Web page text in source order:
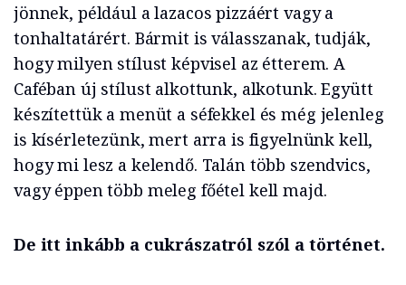
jönnek, például a lazacos pizzáért vagy a
tonhaltatárért. Bármit is válasszanak, tudják,
hogy milyen stílust képvisel az étterem. A
Caféban új stílust alkottunk, alkotunk. Együtt
készítettük a menüt a séfekkel és még jelenleg
is kísérletezünk, mert arra is figyelnünk kell,
hogy mi lesz a kelendő. Talán több szendvics,
vagy éppen több meleg főétel kell majd.
De itt inkább a cukrászatról szól a történet.